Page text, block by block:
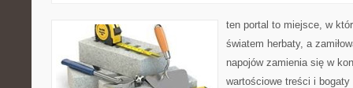
ten portal to miejsce, w
światem herbaty, a
napojów zamienia się w
wartościowe treści i